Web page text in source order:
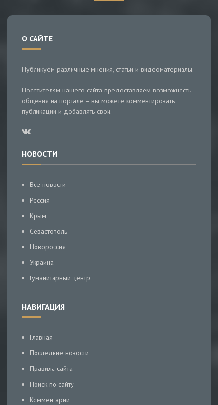
О САЙТЕ
Публикуем различные мнения, статьи и видеоматериалы.
Посетителям нашего сайта предоставляем возможность
общения на портале – вы можете комментировать
публикации и добавлять свои.
НОВОСТИ
Все новости
Россия
Крым
Севастополь
Новороссия
Украина
Гуманитарный центр
НАВИГАЦИЯ
Главная
Последние новости
Правила сайта
Поиск по сайту
Комментарии